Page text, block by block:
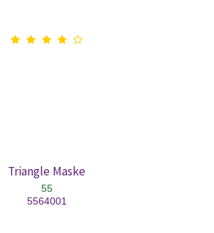
Triangle Maske
55
5564001